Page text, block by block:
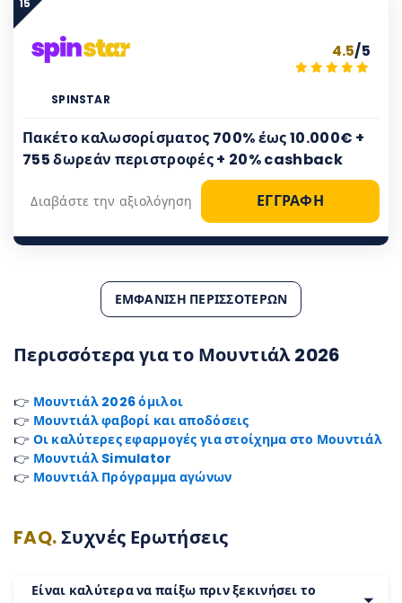
15
SPINSTAR
4.5/5
Πακέτο καλωσορίσματος 700% έως 10.000€ +
755 δωρεάν περιστροφές + 20% cashback
ΕΓΓΡΑΦΗ
Διαβάστε την αξιολόγηση
ΕΜΦΆΝΙΣΗ ΠΕΡΙΣΣΌΤΕΡΩΝ
Περισσότερα για το Μουντιάλ 2026
👉 Μουντιάλ 2026 όμιλοι
👉 Μουντιάλ φαβορί και αποδόσεις
👉 Οι καλύτερες εφαρμογές για στοίχημα στο Μουντιάλ
👉 Μουντιάλ Simulator
👉 Μουντιάλ Πρόγραμμα αγώνων
FAQ.Συχνές Ερωτήσεις
Είναι καλύτερα να παίξω πριν ξεκινήσει το